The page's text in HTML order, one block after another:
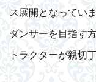
ス展開となってい
ダンサーを目指す
トラクターが親切